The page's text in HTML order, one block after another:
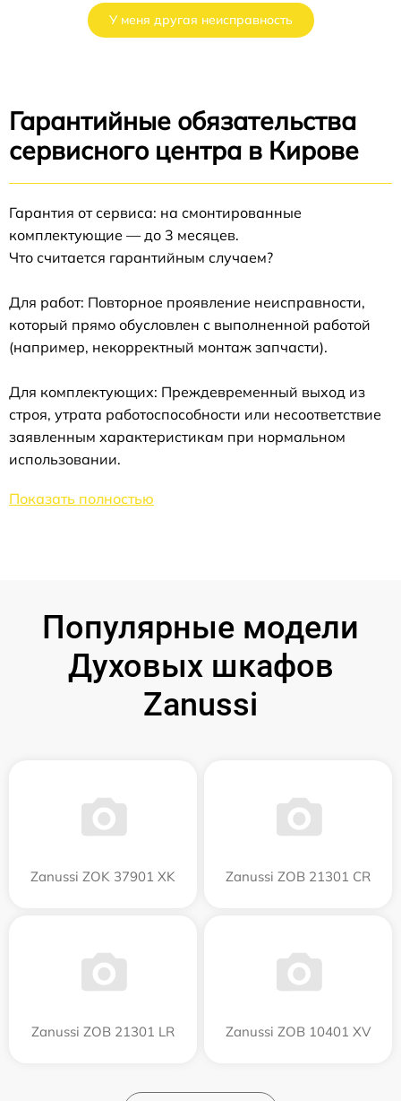
У меня другая неисправность
Гарантийные обязательства
сервисного центра в Кирове
Гарантия от сервиса: на смонтированные
комплектующие — до 3 месяцев.
Что считается гарантийным случаем?
Для работ: Повторное проявление неисправности,
который прямо обусловлен с выполненной работой
(например, некорректный монтаж запчасти).
Для комплектующих: Преждевременный выход из
строя, утрата работоспособности или несоответствие
заявленным характеристикам при нормальном
использовании.
Показать полностью
Популярные модели
Духовых шкафов
Zanussi
Zanussi ZOK 37901 XK Zanussi ZOB 21301 CR
Zanussi ZOB 21301 LR Zanussi ZOB 10401 XV